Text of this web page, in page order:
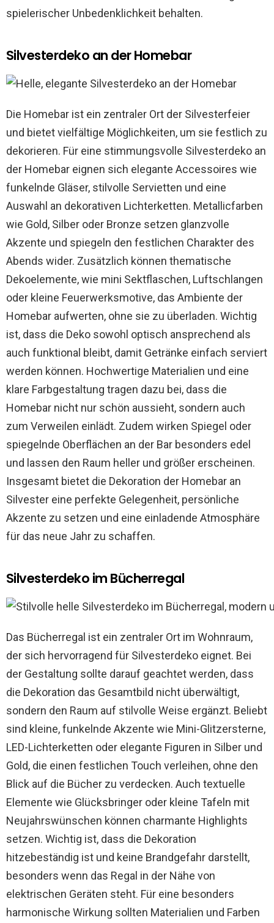
spielerischer Unbedenklichkeit behalten.
Silvesterdeko an der Homebar
Die Homebar ist ein zentraler Ort der Silvesterfeier
und bietet vielfältige Möglichkeiten, um sie festlich zu
dekorieren. Für eine stimmungsvolle Silvesterdeko an
der Homebar eignen sich elegante Accessoires wie
funkelnde Gläser, stilvolle Servietten und eine
Auswahl an dekorativen Lichterketten. Metallicfarben
wie Gold, Silber oder Bronze setzen glanzvolle
Akzente und spiegeln den festlichen Charakter des
Abends wider. Zusätzlich können thematische
Dekoelemente, wie mini Sektflaschen, Luftschlangen
oder kleine Feuerwerksmotive, das Ambiente der
Homebar aufwerten, ohne sie zu überladen. Wichtig
ist, dass die Deko sowohl optisch ansprechend als
auch funktional bleibt, damit Getränke einfach serviert
werden können. Hochwertige Materialien und eine
klare Farbgestaltung tragen dazu bei, dass die
Homebar nicht nur schön aussieht, sondern auch
zum Verweilen einlädt. Zudem wirken Spiegel oder
spiegelnde Oberflächen an der Bar besonders edel
und lassen den Raum heller und größer erscheinen.
Insgesamt bietet die Dekoration der Homebar an
Silvester eine perfekte Gelegenheit, persönliche
Akzente zu setzen und eine einladende Atmosphäre
für das neue Jahr zu schaffen.
Silvesterdeko im Bücherregal
Das Bücherregal ist ein zentraler Ort im Wohnraum,
der sich hervorragend für Silvesterdeko eignet. Bei
der Gestaltung sollte darauf geachtet werden, dass
die Dekoration das Gesamtbild nicht überwältigt,
sondern den Raum auf stilvolle Weise ergänzt. Beliebt
sind kleine, funkelnde Akzente wie Mini-Glitzersterne,
LED-Lichterketten oder elegante Figuren in Silber und
Gold, die einen festlichen Touch verleihen, ohne den
Blick auf die Bücher zu verdecken. Auch textuelle
Elemente wie Glücksbringer oder kleine Tafeln mit
Neujahrswünschen können charmante Highlights
setzen. Wichtig ist, dass die Dekoration
hitzebeständig ist und keine Brandgefahr darstellt,
besonders wenn das Regal in der Nähe von
elektrischen Geräten steht. Für eine besonders
harmonische Wirkung sollten Materialien und Farben